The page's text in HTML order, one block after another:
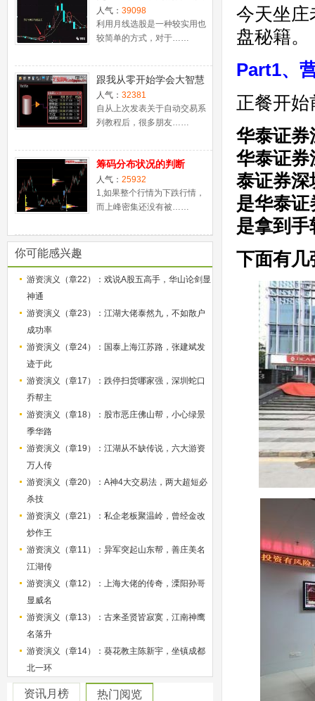
入法，精准高效筛选暴涨
牛股，堪称选股法宝！
人气： 39098
利用月线选股是一种较实用也
较简单的方式，对于……
跟我从零开始学会大智慧
股票池自动交易
人气： 32381
自从上次发表关于自动交易系
列教程后，很多朋友……
筹码分布状况的判断
人气： 25932
1,如果整个行情为下跌行情，
而上峰密集还没有被……
你可能感兴趣
游资演义（章22）：戏说A股五高手，华山论剑显
神通
游资演义（章23）：江湖大佬泰然九，不如散户
成功率
游资演义（章24）：国泰上海江苏路，张建斌发
迹于此
游资演义（章17）：跌停扫货哪家强，深圳蛇口
乔帮主
游资演义（章18）：股市恶庄佛山帮，小心绿景
季华路
游资演义（章19）：江湖从不缺传说，六大游资
万人传
游资演义（章20）：A神4大交易法，两大超短必
杀技
游资演义（章21）：私企老板聚温岭，曾经金改
炒作王
游资演义（章11）：异军突起山东帮，善庄美名
江湖传
游资演义（章12）：上海大佬的传奇，溧阳孙哥
显威名
游资演义（章13）：古来圣贤皆寂寞，江南神鹰
名落升
游资演义（章14）：葵花教主陈新宇，坐镇成都
北一环
资讯月榜 热门阅览
今天坐庄
盘秘籍。
Part1、
正餐开
华泰证券
华泰证券
泰证券深
是华泰
是拿到手
下面有几